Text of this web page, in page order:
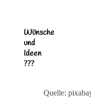
Wünsche
und
Ideen
???
Quelle: